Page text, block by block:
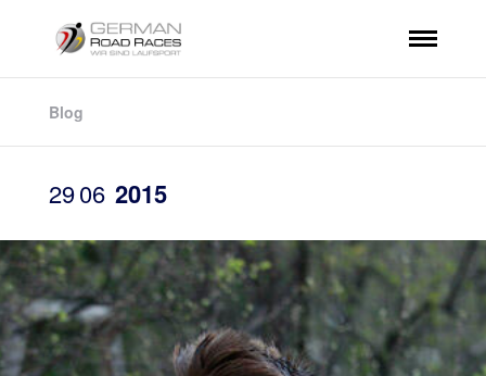
Blog
2906 2015